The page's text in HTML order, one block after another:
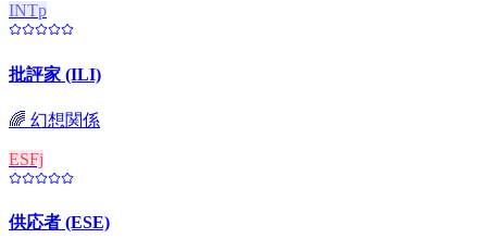
INTp
批評家 (ILI)
🌈 幻想関係
ESFj
供応者 (ESE)